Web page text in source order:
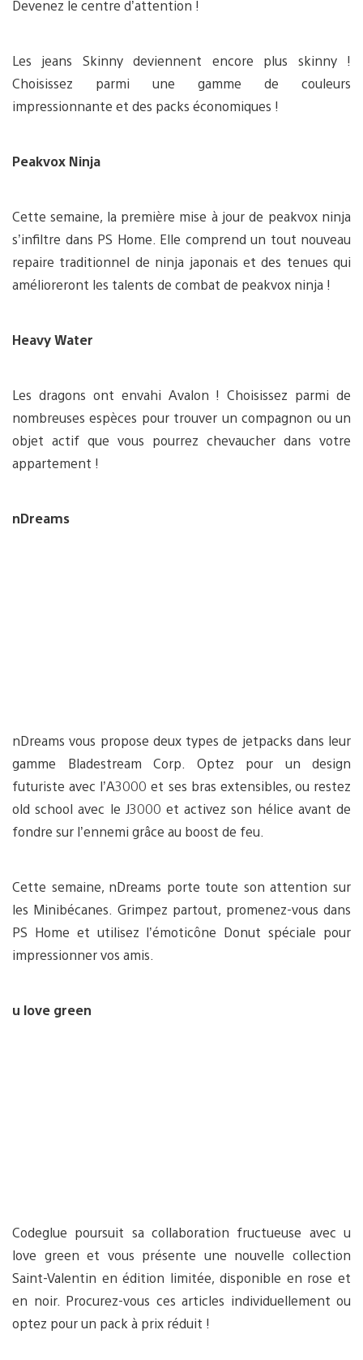
Devenez le centre d’attention !
Les jeans Skinny deviennent encore plus skinny !
Choisissez parmi une gamme de couleurs
impressionnante et des packs économiques !
Peakvox Ninja
Cette semaine, la première mise à jour de peakvox ninja
s’infiltre dans PS Home. Elle comprend un tout nouveau
repaire traditionnel de ninja japonais et des tenues qui
amélioreront les talents de combat de peakvox ninja !
Heavy Water
Les dragons ont envahi Avalon ! Choisissez parmi de
nombreuses espèces pour trouver un compagnon ou un
objet actif que vous pourrez chevaucher dans votre
appartement !
nDreams
nDreams vous propose deux types de jetpacks dans leur
gamme Bladestream Corp. Optez pour un design
futuriste avec l’A3000 et ses bras extensibles, ou restez
old school avec le J3000 et activez son hélice avant de
fondre sur l’ennemi grâce au boost de feu.
Cette semaine, nDreams porte toute son attention sur
les Minibécanes. Grimpez partout, promenez-vous dans
PS Home et utilisez l’émoticône Donut spéciale pour
impressionner vos amis.
u love green
Codeglue poursuit sa collaboration fructueuse avec u
love green et vous présente une nouvelle collection
Saint-Valentin en édition limitée, disponible en rose et
en noir. Procurez-vous ces articles individuellement ou
optez pour un pack à prix réduit !